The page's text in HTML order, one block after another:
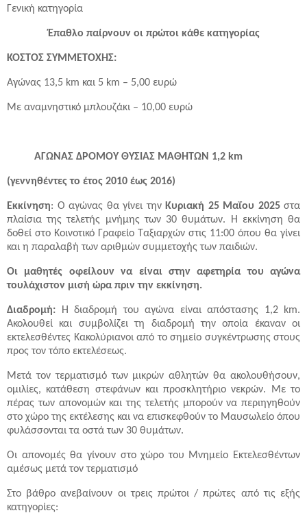
Γενική κατηγορία
Έπαθλο παίρνουν οι πρώτοι κάθε κατηγορίας
ΚΟΣΤΟΣ ΣΥΜΜΕΤΟΧΗΣ:
Αγώνας 13,5 km και 5 km – 5,00 ευρώ
Με αναμνηστικό μπλουζάκι – 10,00 ευρώ
ΑΓΩΝΑΣ ΔΡΟΜΟΥ ΘΥΣΙΑΣ ΜΑΘΗΤΩΝ 1,2 km
(γεννηθέντες το έτος 2010 έως 2016)
Εκκίνηση: Ο αγώνας θα γίνει την Κυριακή 25 Μαΐου 2025 στα
πλαίσια της τελετής μνήμης των 30 θυμάτων. Η εκκίνηση θα
δοθεί στο Κοινοτικό Γραφείο Ταξιαρχών στις 11:00 όπου θα γίνει
και η παραλαβή των αριθμών συμμετοχής των παιδιών.
Οι μαθητές οφείλουν να είναι στην αφετηρία του αγώνα
τουλάχιστον μισή ώρα πριν την εκκίνηση.
Διαδρομή: Η διαδρομή του αγώνα είναι απόστασης 1,2 km.
Ακολουθεί και συμβολίζει τη διαδρομή την οποία έκαναν οι
εκτελεσθέντες Κακολύριανοι από το σημείο συγκέντρωσης στους
προς τον τόπο εκτελέσεως.
Μετά τον τερματισμό των μικρών αθλητών θα ακολουθήσουν,
ομιλίες, κατάθεση στεφάνων και προσκλητήριο νεκρών. Με το
πέρας των απονομών και της τελετής μπορούν να περιηγηθούν
στο χώρο της εκτέλεσης και να επισκεφθούν το Μαυσωλείο όπου
φυλάσσονται τα οστά των 30 θυμάτων.
Οι απονομές θα γίνουν στο χώρο του Μνημείο Εκτελεσθέντων
αμέσως μετά τον τερματισμό
Στο βάθρο ανεβαίνουν οι τρεις πρώτοι / πρώτες από τις εξής
κατηγορίες: